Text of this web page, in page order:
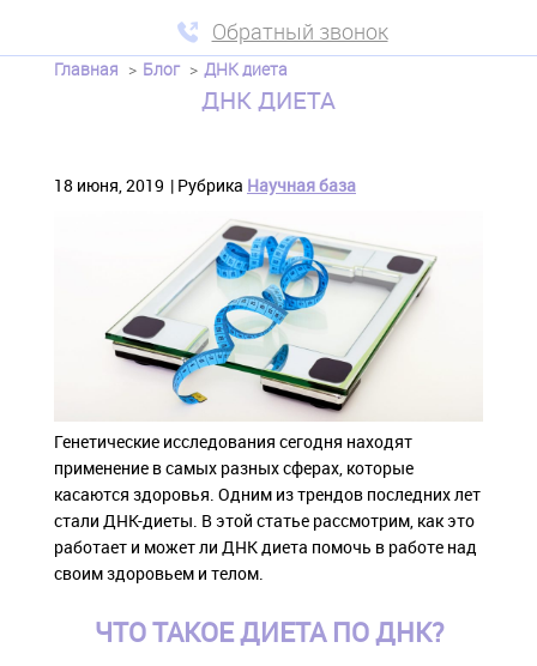
Обратный звонок
Главная Блог ДНК диета
ДНК ДИЕТА
18 июня, 2019 Рубрика Научная база
Генетические исследования сегодня находят
применение в самых разных сферах, которые
касаются здоровья. Одним из трендов последних лет
стали ДНК-диеты. В этой статье рассмотрим, как это
работает и может ли ДНК диета помочь в работе над
своим здоровьем и телом.
ЧТО ТАКОЕ ДИЕТА ПО ДНК?